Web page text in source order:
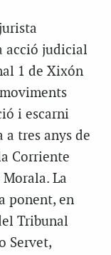
acció judicial
1 de Xixón
i escarni
a tres anys de
Corriente
La
ponent, en
Tribunal
Servet,